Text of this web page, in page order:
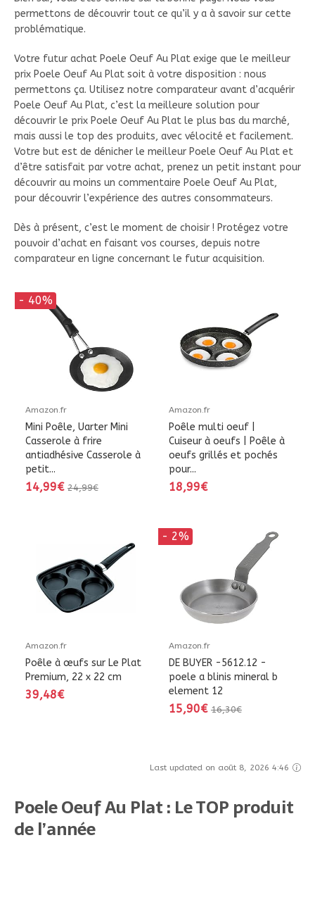
permettons de découvrir tout ce qu’il y a à savoir sur cette
problématique.
Votre futur achat Poele Oeuf Au Plat exige que le meilleur
prix Poele Oeuf Au Plat soit à votre disposition : nous
permettons ça. Utilisez notre comparateur avant d’acquérir
Poele Oeuf Au Plat, c’est la meilleure solution pour
découvrir le prix Poele Oeuf Au Plat le plus bas du marché,
mais aussi le top des produits, avec vélocité et facilement.
Votre but est de dénicher le meilleur Poele Oeuf Au Plat et
d’être satisfait par votre achat, prenez un petit instant pour
découvrir au moins un commentaire Poele Oeuf Au Plat,
pour découvrir l’expérience des autres consommateurs.
Dès à présent, c’est le moment de choisir ! Protégez votre
pouvoir d’achat en faisant vos courses, depuis notre
comparateur en ligne concernant le futur acquisition.
- 40%
Amazon.fr
Mini Poêle, Uarter Mini
Casserole à frire
antiadhésive Casserole à
petit...
14,99€ 24,99€
Amazon.fr
Poêle multi oeuf |
Cuiseur à oeufs | Poêle à
oeufs grillés et pochés
pour...
18,99€
Amazon.fr
Poêle à œufs sur Le Plat
Premium, 22 x 22 cm
39,48€
- 2%
Amazon.fr
DE BUYER -5612.12 -
poele a blinis mineral b
element 12
15,90€ 16,30€
Last updated on août 8, 2026 4:46
Poele Oeuf Au Plat : Le TOP produit
de l’année